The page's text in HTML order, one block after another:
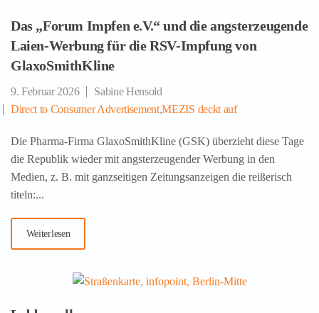
Das „Forum Impfen e.V.“ und die angsterzeugende
Laien-Werbung für die RSV-Impfung von
GlaxoSmithKline
9. Februar 2026
Sabine Hensold
Direct to Consumer Advertisement,MEZIS deckt auf
Die Pharma-Firma GlaxoSmithKline (GSK) überzieht diese Tage
die Republik wieder mit angsterzeugender Werbung in den
Medien, z. B. mit ganzseitigen Zeitungsanzeigen die reißerisch
titeln:...
Weiterlesen